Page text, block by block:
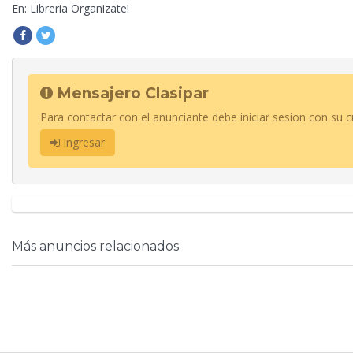
En: Libreria Organizate!
Mensajero Clasipar
Para contactar con el anunciante debe iniciar sesion con su
Ingresar
Más anuncios relacionados